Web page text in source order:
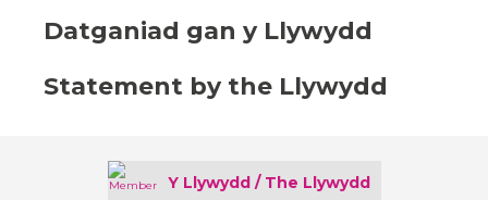
Datganiad gan y Llywydd
Statement by the Llywydd
Y Llywydd / The Llywydd